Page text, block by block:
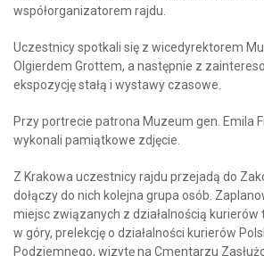
współorganizatorem rajdu.
Uczestnicy spotkali się z wicedyrektorem
Olgierdem Grottem, a następnie z
ekspozycję stałą i wystawy czasowe.
Przy portrecie patrona Muzeum gen. Emila
wykonali pamiątkowe zdjęcie.
Z Krakowa uczestnicy rajdu przejadą do
dołączy do nich kolejna grupa osób.
miejsc związanych z działalnością kurierów
w góry, prelekcję o działalności kurierów
Podziemnego, wizytę na Cmentarzu